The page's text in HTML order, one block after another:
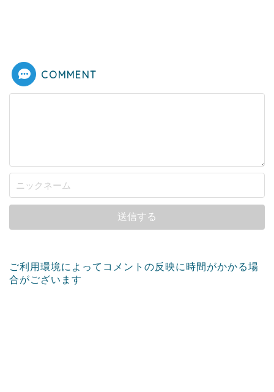
COMMENT
ご利用環境によってコメントの反映に時間がかかる場
合がございます